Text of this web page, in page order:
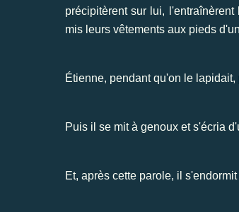
précipitèrent sur lui,
mis leurs vêtements aux pieds
Étienne, pendant qu'on le
Puis il se mit à genoux et s'écria
Et, après cette parole, il